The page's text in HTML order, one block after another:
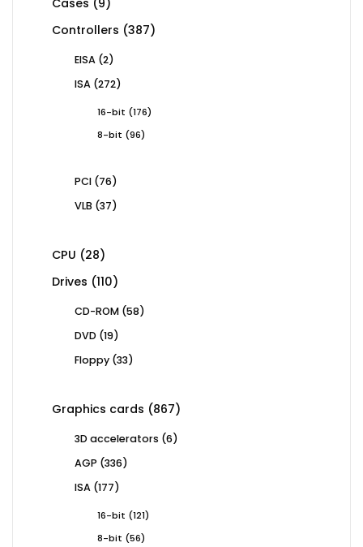
Controllers 387387
EISA 22
ISA 272272
16-bit 176176
8-bit
9696
PCI 7676
VLB 3737
CPU 2828
Drives 110110
CD-ROM 5858
DVD 1919
Floppy 3333
Graphics cards 867867
3D accelerators 66
AGP 336336
ISA 177177
16-bit 121121
8-bit
5656